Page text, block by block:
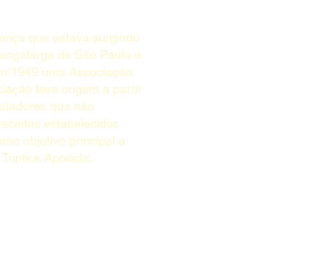
que estava surgindo
de São Paulo e
1949 uma Associação,
teve origem a partir
que não
estabelecidos
objetivo principal a
Apoiada.